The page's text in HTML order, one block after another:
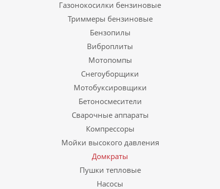
Газонокосилки бензиновые
Триммеры бензиновые
Бензопилы
Виброплиты
Мотопомпы
Снегоуборщики
Мотобуксировщики
Бетоносмесители
Сварочные аппараты
Компрессоры
Мойки высокого давления
Домкраты
Пушки тепловые
Насосы